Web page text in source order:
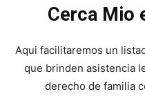
Cerca Mio
Aqui facilitaremos un
que brinden asistencia
derecho de familia